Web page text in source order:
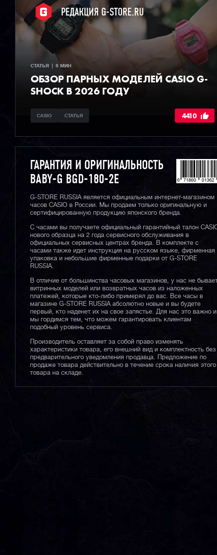
РЕДАКЦИЯ G-STORE.RU
СТАТЬЯ  |  6 МИН
ОБЗОР ПАРНЫХ МОДЕЛЕЙ CASIO G-
SHOCK В 2026 ГОДУ
CASIO СТАТЬЯ 4410
ГАРАНТИЯ И ОРИГИНАЛЬНОСТЬ
BABY-G BGD-180-2E
G-STORE RUSSIA является официальным интернет-магазином
часов CASIO в России. Мы продаем только оригинальную и
сертифицированную продукцию японского бренда.
С часами вы получаете официальный гарантийный талон
нового образца на 2 года сервисного обслуживания в
официальных сервисных центрах бренда. В комплекте с
часами также идет инструкция на русском языке, фирменная
упаковка и небольшие фирменные подарки от G-STORE
RUSSIA.
В отличие от большинства часовых магазинов, у нас не
витринных моделей или возвратных часов из наложенных
платежей, которые кто-либо примерял до вас. Все часы в
магазине G-STORE RUSSIA абсолютно новые и вы будете
первый, кто наденет их на свое запястье. Для нас это важно и
мы гордимся тем, что можем гарантировать клиентам
подобный уровень сервиса.
Производитель оставляет за собой право изменять
характеристики товара, его внешний вид и комплектность без
предварительного уведомления продавца. Предложение по
продаже товара действительно в течение срока наличия этого
товара на складе.